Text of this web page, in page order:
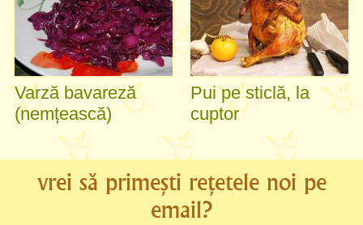
Varză bavareză
(nemțească)
Pui pe sticlă, la
cuptor
vrei să primești rețetele noi pe
email?